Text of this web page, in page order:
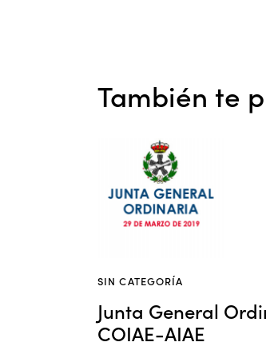
También te
SIN CATEGORÍA
Junta General
COIAE-AIAE